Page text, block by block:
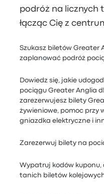
podróż na licznych
łącząc Cię z
Szukasz biletów Greater
zaplanować podróż
Dowiedz się, jakie
pociągu Greater Anglia
zarezerwujesz bilety
żywieniowe, pomoc przy
gniazdka elektryczne i
Zarezerwuj bilety na
Wypatruj kodów kuponu,
tanich biletów